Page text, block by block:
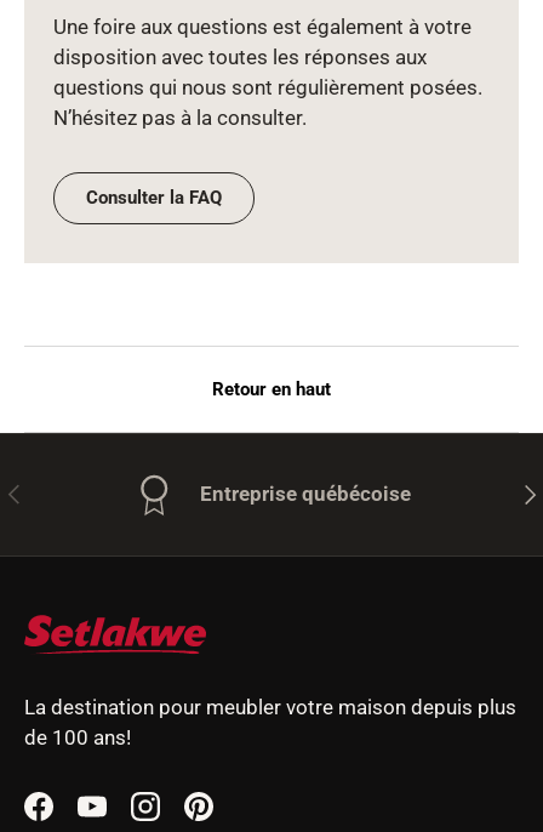
Une foire aux questions est également à votre
disposition avec toutes les réponses aux
questions qui nous sont régulièrement posées.
N’hésitez pas à la consulter.
Consulter la FAQ
Retour en haut
Précédent Entreprise québécoise
La destination pour meubler votre maison depuis plus
de 100 ans!
FacebookYouTubeInstagramPinterest